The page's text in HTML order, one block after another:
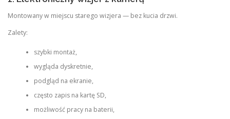
Montowany w miejscu starego wizjera — bez kucia drzwi.
Zalety:
szybki montaż,
wygląda dyskretnie,
podgląd na ekranie,
często zapis na kartę SD,
możliwość pracy na baterii,